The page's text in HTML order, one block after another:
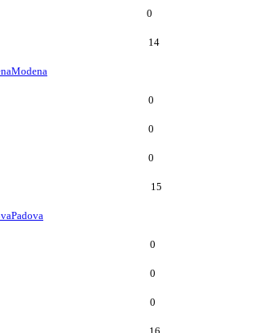
0
14
Modena
0
0
0
15
Padova
0
0
0